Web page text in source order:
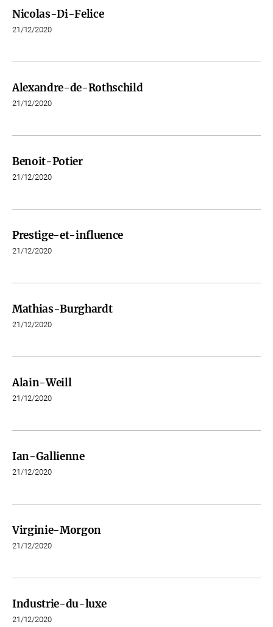
Nicolas-Di-Felice
21/12/2020
Alexandre-de-Rothschild
21/12/2020
Benoit-Potier
21/12/2020
Prestige-et-influence
21/12/2020
Mathias-Burghardt
21/12/2020
Alain-Weill
21/12/2020
Ian-Gallienne
21/12/2020
Virginie-Morgon
21/12/2020
Industrie-du-luxe
21/12/2020